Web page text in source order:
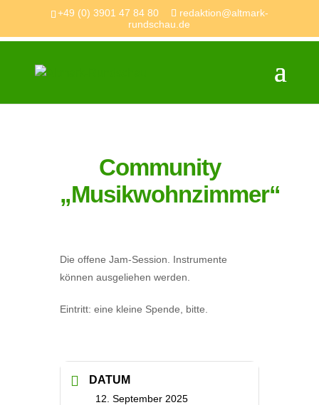
+49 (0) 3901 47 84 80
redaktion@altmark-
rundschau.de
Community
„Musikwohnzimmer“
Die offene Jam-Session. Instrumente
können ausgeliehen werden.
Eintritt: eine kleine Spende, bitte.
DATUM
12. September 2025